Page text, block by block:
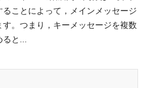
ことによって，メインメッセージ
。つまり，キーメッセージを複数
と...